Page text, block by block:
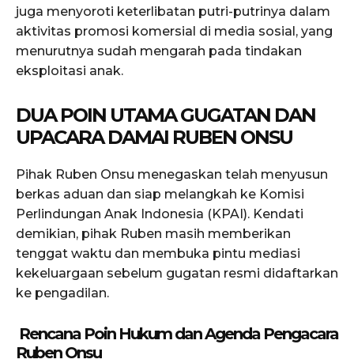
juga menyoroti keterlibatan putri-putrinya dalam
aktivitas promosi komersial di media sosial, yang
menurutnya sudah mengarah pada tindakan
eksploitasi anak.
DUA POIN UTAMA GUGATAN DAN
UPACARA DAMAI RUBEN ONSU
Pihak Ruben Onsu menegaskan telah menyusun
berkas aduan dan siap melangkah ke Komisi
Perlindungan Anak Indonesia (KPAI). Kendati
demikian, pihak Ruben masih memberikan
tenggat waktu dan membuka pintu mediasi
kekeluargaan sebelum gugatan resmi didaftarkan
ke pengadilan.
Rencana Poin Hukum dan Agenda Pengacara
Ruben Onsu